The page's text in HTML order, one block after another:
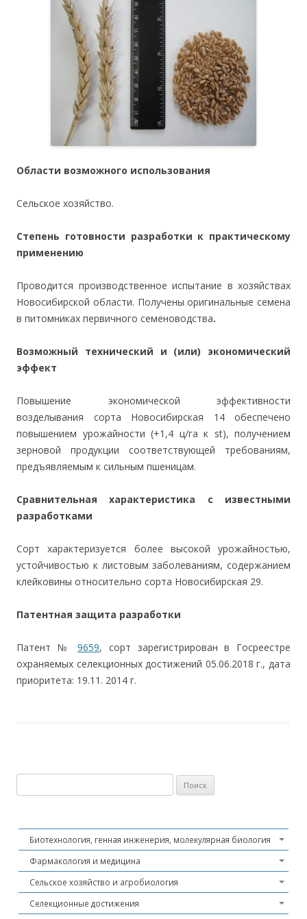
Области возможного использования
Сельское хозяйство.
Степень готовности разработки к практическому
применению
Проводится производственное испытание в хозяйствах
Новосибирской области. Получены оригинальные семена
в питомниках первичного семеноводства.
Возможный технический и (или) экономический
эффект
Повышение экономической эффективности
возделывания сорта Новосибирская 14 обеспечено
повышением урожайности (+1,4 ц/га к st), получением
зерновой продукции соответствующей требованиям,
предъявляемым к сильным пшеницам.
Сравнительная характеристика с известными
разработками
Сорт характеризуется более высокой урожайностью,
устойчивостью к листовым заболеваниям, содержанием
клейковины относительно сорта Новосибирская 29.
Патентная защита разработки
Патент №9659, сорт зарегистрирован в Госреестре
охраняемых селекционных достижений 05.06.2018 г., дата
приоритета: 19.11. 2014 г.
Биотехнология, генная инженерия, молекулярная биология
Фармакология и медицина
Сельское хозяйство и агробиология
Селекционные достижения